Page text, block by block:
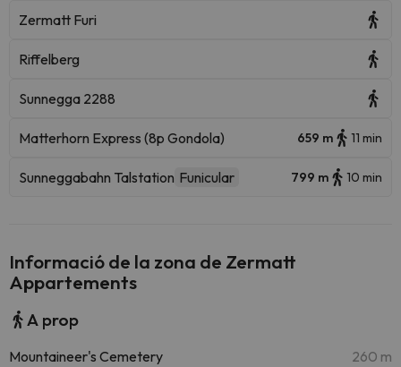
Zermatt Furi
Riffelberg
Sunnegga 2288
Matterhorn Express (8p Gondola) 659 m 11 min
Sunneggabahn Talstation Funicular 799 m 10 min
Informació de la zona de Zermatt
Appartements
A prop
Mountaineer's Cemetery 260 m